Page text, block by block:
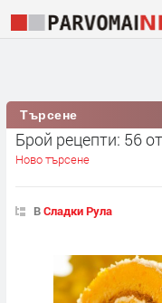
Търсене
Брой рецепти: 56
Ново търсене
ВСладки Рула